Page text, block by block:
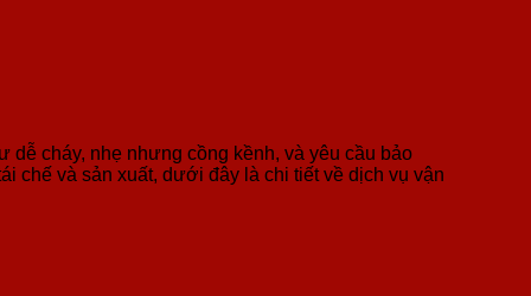
dễ cháy, nhẹ nhưng cồng kềnh, và yêu cầu bảo
chế và sản xuất, dưới đây là chi tiết về dịch vụ vận